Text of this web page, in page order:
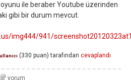
ile beraber Youtube üzerinden
gibi bir durum mevcut.
img444/941/
(330 puan) tarafından cevaplandı